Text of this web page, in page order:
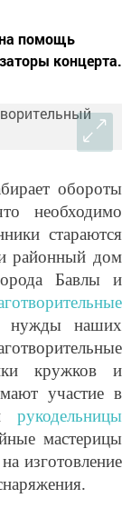
помощь
концерта.
обороты
необходимо
стараются
районный дом
Бавлы и
нужды наших
кружков и
участие в
рукодельницы
мастерицы
изготовление